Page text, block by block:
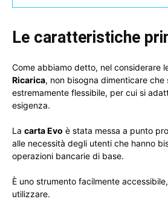
Le caratteristiche
Come abbiamo detto, nel considerare
Ricarica, non bisogna dimenticare
estremamente flessibile, per cui si
esigenza.
La carta Evo è stata messa a punto
alle necessità degli utenti che hanno
operazioni bancarie di base.
È uno strumento facilmente
utilizzare.